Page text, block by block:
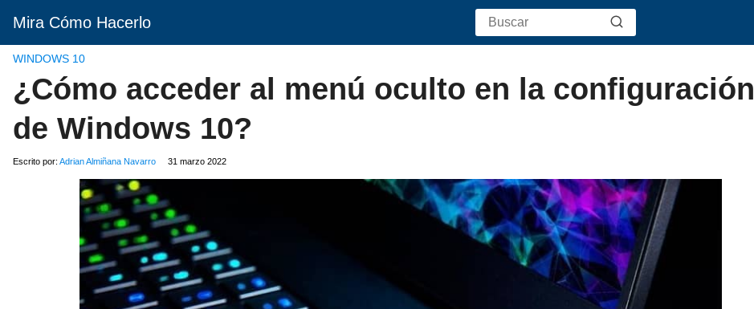
Mira Cómo Hacerlo
WINDOWS 10
¿Cómo acceder al menú oculto en la configuración
de Windows 10?
Escrito por: Adrian Almiñana Navarro 31 marzo 2022